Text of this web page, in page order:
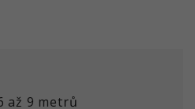
až 9 metrů